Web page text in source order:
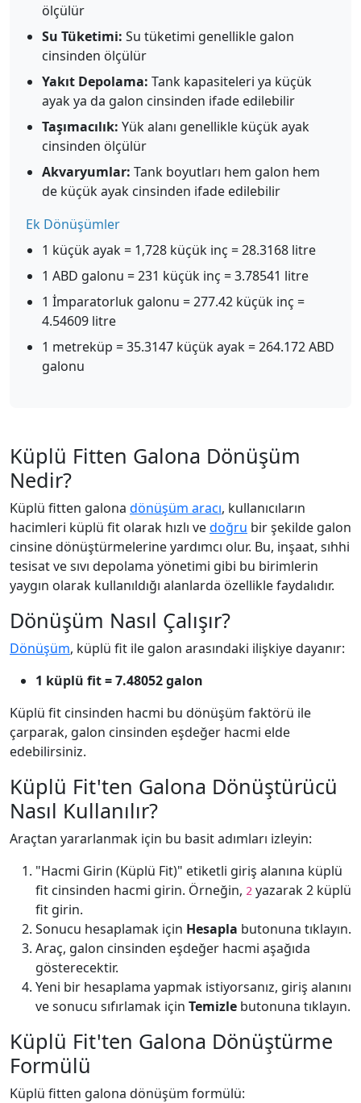
ölçülür
Su Tüketimi: Su tüketimi genellikle galon
cinsinden ölçülür
Yakıt Depolama: Tank kapasiteleri ya küçük
ayak ya da galon cinsinden ifade edilebilir
Taşımacılık: Yük alanı genellikle küçük ayak
cinsinden ölçülür
Akvaryumlar: Tank boyutları hem galon hem
de küçük ayak cinsinden ifade edilebilir
Ek Dönüşümler
1 küçük ayak = 1,728 küçük inç = 28.3168 litre
1 ABD galonu = 231 küçük inç = 3.78541 litre
1 İmparatorluk galonu = 277.42 küçük inç =
4.54609 litre
1 metreküp = 35.3147 küçük ayak = 264.172 ABD
galonu
Küplü Fitten Galona Dönüşüm
Nedir?
Küplü fitten galona dönüşüm aracı, kullanıcıların
hacimleri küplü fit olarak hızlı vedoğru bir şekilde galon
cinsine dönüştürmelerine yardımcı olur. Bu, inşaat, sıhhi
tesisat ve sıvı depolama yönetimi gibi bu birimlerin
yaygın olarak kullanıldığı alanlarda özellikle faydalıdır.
Dönüşüm Nasıl Çalışır?
Dönüşüm, küplü fit ile galon arasındaki ilişkiye dayanır:
1 küplü fit = 7.48052 galon
Küplü fit cinsinden hacmi bu dönüşüm faktörü ile
çarparak, galon cinsinden eşdeğer hacmi elde
edebilirsiniz.
Küplü Fit'ten Galona Dönüştürücü
Nasıl Kullanılır?
Araçtan yararlanmak için bu basit adımları izleyin:
"Hacmi Girin (Küplü Fit)" etiketli giriş alanına küplü
fit cinsinden hacmi girin. Örneğin, 2 yazarak 2 küplü
fit girin.
Sonucu hesaplamak için Hesapla butonuna tıklayın.
Araç, galon cinsinden eşdeğer hacmi aşağıda
gösterecektir.
Yeni bir hesaplama yapmak istiyorsanız, giriş alanını
ve sonucu sıfırlamak için Temizle butonuna tıklayın.
Küplü Fit'ten Galona Dönüştürme
Formülü
Küplü fitten galona dönüşüm formülü: